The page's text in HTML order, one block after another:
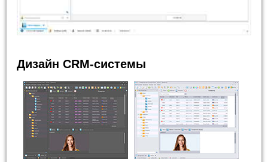
Дизайн CRM-системы